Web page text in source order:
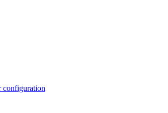
configuration